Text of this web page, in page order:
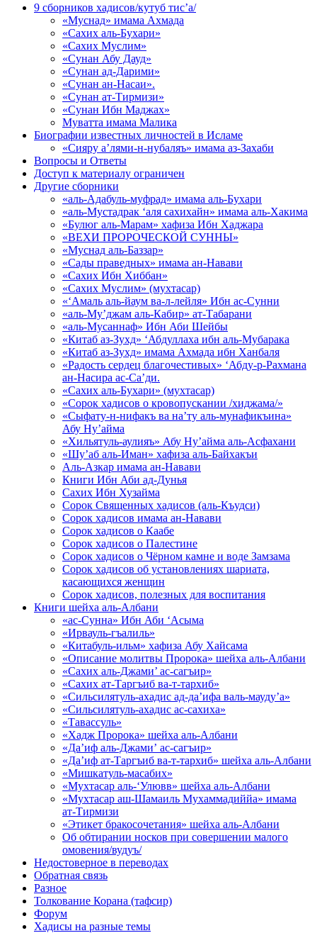
9 сборников хадисов/кутуб тис’а/
«Муснад» имама Ахмада
«Сахих аль-Бухари»
«Сахих Муслим»
«Сунан Абу Дауд»
«Сунан ад-Дарими»
«Сунан ан-Насаи».
«Сунан ат-Тирмизи»
«Сунан Ибн Маджах»
Муватта имама Малика
Биографии известных личностей в Исламе
«Сияру а’лями-н-нубаляъ» имама аз-Захаби
Вопросы и Ответы
Доступ к материалу ограничен
Другие сборники
«аль-Адабуль-муфрад» имама аль-Бухари
«аль-Мустадрак ‘аля сахихайн» имама аль-Хакима
«Булюг аль-Марам» хафиза Ибн Хаджара
«ВЕХИ ПРОРОЧЕСКОЙ СУННЫ»
«Муснад аль-Баззар»
«Сады праведных» имама ан-Навави
«Сахих Ибн Хиббан»
«Сахих Муслим» (мухтасар)
«‘Амаль аль-йаум ва-л-лейля» Ибн ас-Сунни
«аль-Му’джам аль-Кабир» ат-Табарани
«аль-Мусаннаф» Ибн Аби Шейбы
«Китаб аз-Зухд» ‘Абдуллаха ибн аль-Мубарака
«Китаб аз-Зухд» имама Ахмада ибн Ханбаля
«Радость сердец благочестивых» ‘Абду-р-Рахмана
ан-Насира ас-Са’ди.
«Сахих аль-Бухари» (мухтасар)
«Сорок хадисов о кровопускании /хиджама/»
«Сыфату-н-нифакъ ва на’ту аль-мунафикъина»
Абу Ну’айма
«Хильятуль-аулияъ» Абу Ну’айма аль-Асфахани
«Шу’аб аль-Иман» хафиза аль-Байхакъи
Аль-Азкар имама ан-Навави
Книги Ибн Аби ад-Дунья
Сахих Ибн Хузайма
Сорок Священных хадисов (аль-Къудси)
Сорок хадисов имама ан-Навави
Сорок хадисов о Каабе
Сорок хадисов о Палестине
Сорок хадисов о Чёрном камне и воде Замзама
Сорок хадисов об установлениях шариата,
касающихся женщин
Сорок хадисов, полезных для воспитания
Книги шейха аль-Албани
«ас-Сунна» Ибн Аби ‘Асыма
«Ирвауль-гъалиль»
«Китабуль-ильм» хафиза Абу Хайсама
«Описание молитвы Пророка» шейха аль-Албани
«Сахих аль-Джами’ ас-сагъир»
«Сахих ат-Таргъиб ва-т-тархиб»
«Сильсилятуль-ахадис ад-да’ифа валь-мауду’а»
«Сильсилятуль-ахадис ас-сахиха»
«Тавассуль»
«Хадж Пророка» шейха аль-Албани
«Да’иф аль-Джами’ ас-сагъир»
«Да’иф ат-Таргъиб ва-т-тархиб» шейха аль-Албани
«Мишкатуль-масабих»
«Мухтасар аль-‘Улювв» шейха аль-Албани
«Мухтасар аш-Шамаиль Мухаммадиййа» имама
ат-Тирмизи
«Этикет бракосочетания» шейха аль-Албани
Об обтирании носков при совершении малого
омовения/вудуъ/
Недостоверное в переводах
Обратная связь
Разное
Толкование Корана (тафсир)
Форум
Хадисы на разные темы